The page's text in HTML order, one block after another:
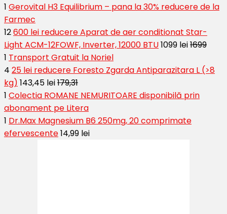
1 Gerovital H3 Equilibrium – pana la 30% reducere de la
Farmec
12600 lei reducere Aparat de aer conditionat Star-
Light ACM-12FOWF, Inverter, 12000 BTU1099 lei1699
1 Transport Gratuit la Noriel
4 25 lei reducere Foresto Zgarda Antiparazitara L (>8
kg) 143,45 lei179,31
1 Colectia ROMANE NEMURITOARE disponibilă prin
abonament pe Litera
1 Dr.Max Magnesium B6 250mg, 20 comprimate
efervescente14,99 lei